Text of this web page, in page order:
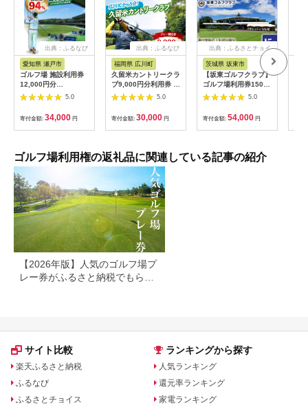
出典：ふるなび
愛知県 瀬戸市
ゴルフ場 施設利用券
12,000円分
[BBEC002]ゴルフ倶
楽部大樹 瀬戸店
5.0
寄付金額: 34,000 円
出典：ふるなび
福岡県 広川町
久留米カントリークラ
ブ9,000円分利用券 /
ゴルフ[AFAD007]
5.0
寄付金額: 30,000 円
出典：ふるさとチョイ
茨城県 坂東市
【坂東ゴルフクラブ】
ゴルフ場利用券15000
円分（寄付金額の3割
相当額分） ／ ゴルフ
プレー 都心から1時間
利用券 ゴルフ場 チケ
ット 茨城 ゴルフ 予約
立地 ゴルフラウンド
アウトドア スポーツ
5.0
寄付金額: 54,000 円
ゴルフ場利用権の返礼品に関連している記事の紹介
【2026年版】人気のゴルフ場プ
レー券がふるさと納税でもらえ
サイト比較
楽天ふるさと納税
ふるなび
ふるさとチョイス
ランキングから探す
人気ランキング
還元率ランキング
家電ランキング